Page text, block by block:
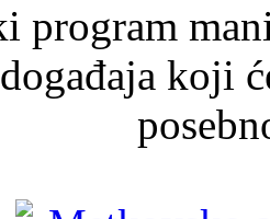
program
koji